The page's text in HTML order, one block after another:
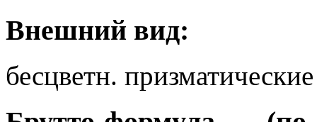
Внешний вид:
бесцветн.